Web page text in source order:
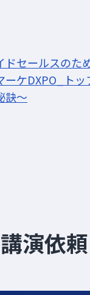
ドセールスのた
ーケDXPO_ト
訣～
演依頼